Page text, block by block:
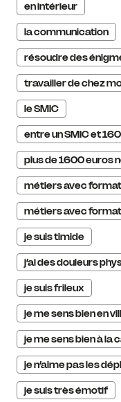
en intérieur
la communication
résoudre des
travailler de chez
le SMIC
entre un SMIC et
plus de 1600 euros
métiers avec
métiers avec
je suis timide
j’ai des douleurs
je suis frileux
je me sens bien en
je me sens bien à la
je n’aime pas les
je suis très émotif